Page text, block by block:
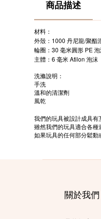
商品描述
材料：
外殼： 1000 丹尼龍/聚酯
輪圈： 30 毫米圓形 PE
主體： 6 毫米 Atilon 泡沫
洗滌說明：
手洗
溫和的清潔劑
風乾
我們的玩具被設計成具有
雖然我們的玩具適合各種
如果玩具的任何部分鬆動
關於我們